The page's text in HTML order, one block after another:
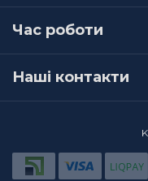
Час роботи
Наші контакти